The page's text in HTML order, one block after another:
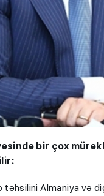
bir çox
təhsilini Almaniya və